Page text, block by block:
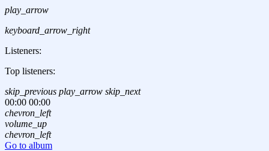
play_arrow
keyboard_arrow_right
Listeners:
Top listeners:
skip_previous play_arrow skip_next
00:00 00:00
chevron_left
volume_up
chevron_left
Go to album